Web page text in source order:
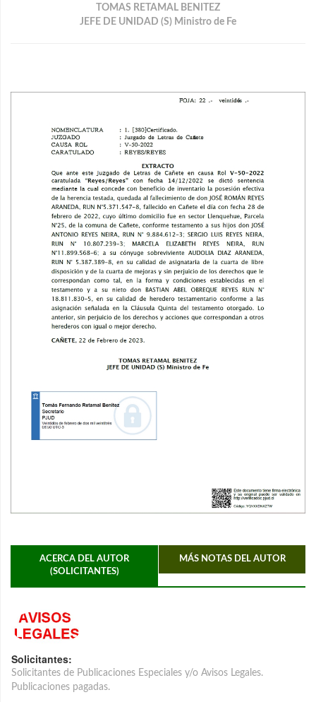
TOMAS RETAMAL BENITEZ
JEFE DE UNIDAD (S) Ministro de Fe
ACERCA DEL AUTOR
(SOLICITANTES)
MÁS NOTAS DEL AUTOR
Solicitantes:
Solicitantes de Publicaciones Especiales y/o Avisos Legales.
Publicaciones pagadas.